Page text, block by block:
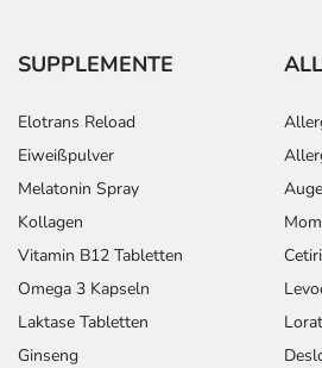
SUPPLEMENTE
Elotrans Reload
Eiweißpulver
Melatonin Spray
Kollagen
Vitamin B12 Tabletten
Omega 3 Kapseln
Laktase Tabletten
Ginseng